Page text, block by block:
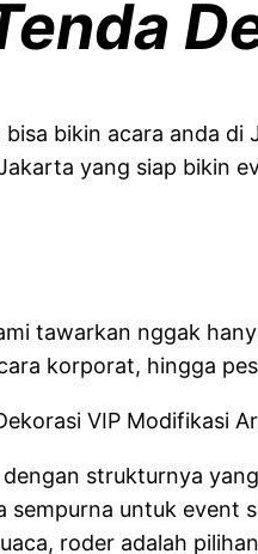
bikin acara anda
yang siap bikin
tawarkan nggak
korporat, hingga
strukturnya
sempurna untuk event
roder adalah